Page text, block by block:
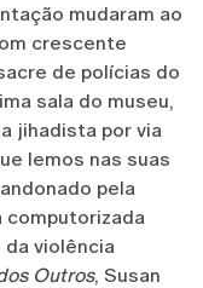
mudaram ao
crescente
de polícias do
sala do museu,
jihadista por via
lemos nas suas
pela
computorizada
violência
Outros, Susan